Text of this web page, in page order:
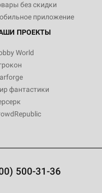
без скидки
приложение
ПРОЕКТЫ
World
фантастики
500-31-36